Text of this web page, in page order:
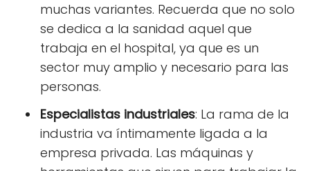
muchas variantes. Recuerda que no solo
se dedica a la sanidad aquel que
trabaja en el hospital, ya que es un
sector muy amplio y necesario para las
personas.
Especialistas industriales: La rama de la
industria va íntimamente ligada a la
empresa privada. Las máquinas y